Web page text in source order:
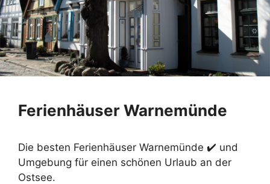
Ferienhäuser Warnemünde
Die besten Ferienhäuser Warnemünde ✔️ und
Umgebung für einen schönen Urlaub an der
Ostsee.